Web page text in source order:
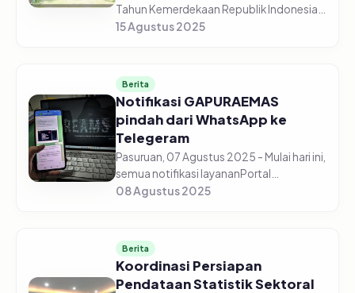
Tahun Kemerdekaan Republik Indonesia
ke - 80, Dharma Wanita Persatuan
berlang...
15 Agustus 2025
Berita
Notifikasi GAPURAEMAS
pindah dari WhatsApp ke
Telegeram
Pasuruan, 07 Agustus 2025 - Mulai hari ini,
semua notifikasi layananPortal
GAPURAEMAS tidak lagi dikirim lewat
08 Agustus 2025
Berita
Koordinasi Persiapan
Pendataan Statistik Sektoral